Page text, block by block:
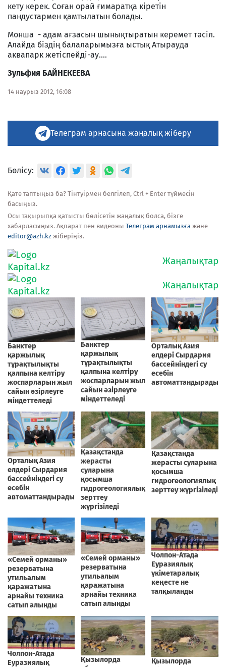
кету керек. Соған орай ғимаратқа кіретін
пандустармен қамтылатын болады.
Монша - адам ағзасын шынықтыратын керемет тәсіл.
Алайда біздің балаларымызға ыстық Атырауда
аквапарк жетіспейді-ау....
Зульфия БАЙНЕКЕЕВА
14 наурыз 2012, 16:08
Телеграм арнасына жаңалық жіберу
Бөлісу:
Қате таптыңыз ба? Тінтуірмен белгілеп, Ctrl + Enter түймесін
басыңыз.
Осы тақырыпқа қатысты бөлісетін жаңалық болса, бізге
хабарласыңыз. Ақпарат пен видеоны Телеграм арнамызға және
editor@azh.kz жіберіңіз.